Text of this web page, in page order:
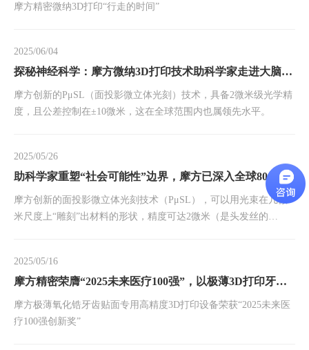
摩方精密微纳3D打印“行走的时间”
2025/06/04
探秘神经科学：摩方微纳3D打印技术助科学家走进大脑深处
摩方创新的PμSL（面投影微立体光刻）技术，具备2微米级光学精
度，且公差控制在±10微米，这在全球范围内也属领先水平。
2025/05/26
助科学家重塑“社会可能性”边界，摩方已深入全球800多家科研院所
摩方创新的面投影微立体光刻技术（PμSL），可以用光束在几微
米尺度上“雕刻”出材料的形状，精度可达2微米（是头发丝的
2025/05/16
摩方精密荣膺“2025未来医疗100强”，以极薄3D打印牙齿贴面引领齿科精密制造新变革
摩方极薄氧化锆牙齿贴面专用高精度3D打印设备荣获“2025未来医
疗100强创新奖”